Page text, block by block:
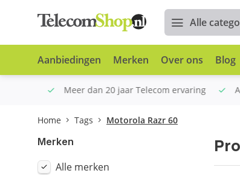
Alle
Aanbiedingen Merken Over ons Blog
Meer dan 20 jaar Telecom ervaring
Home Tags Motorola Razr 60
Merken
Alle merken